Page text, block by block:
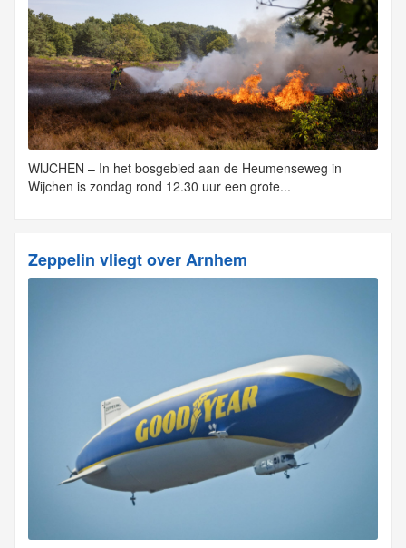
WIJCHEN – In het bosgebied aan de Heumenseweg in
Wijchen is zondag rond 12.30 uur een grote...
Zeppelin vliegt over Arnhem